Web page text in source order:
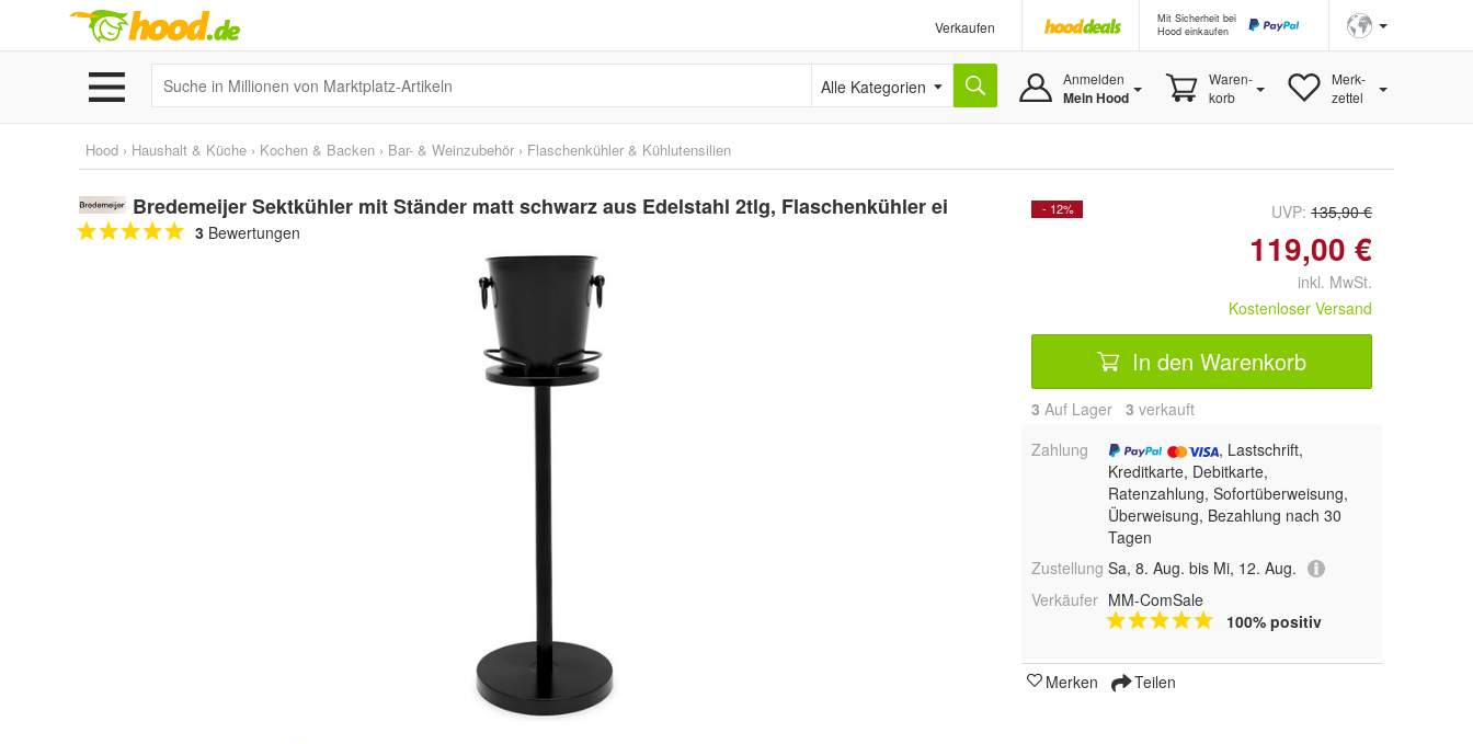
Verkaufen
Mit Sicherheit bei
Hood einkaufen
Alle Kategorien Anmelden
Mein Hood
Waren-
korb
Merk-
zettel
Hood › Haushalt & Küche › Kochen & Backen › Bar- & Weinzubehör › Flaschenkühler & Kühlutensilien
Bredemeijer Sektkühler mit Ständer matt schwarz aus Edelstahl 2tlg, Flaschenkühler ei
3 Bewertungen
- 12% UVP: 135,90 €
119,00 €
inkl. MwSt.
Kostenloser Versand
In den Warenkorb
3 Auf Lager 3 verkauft
Zahlung
, Lastschrift,
Kreditkarte, Debitkarte,
Ratenzahlung, Sofortüberweisung,
Überweisung, Bezahlung nach 30
Tagen
Zustellung Sa, 8. Aug. bis Mi, 12. Aug.
Verkäufer MM-ComSale
100% positiv
Merken Teilen